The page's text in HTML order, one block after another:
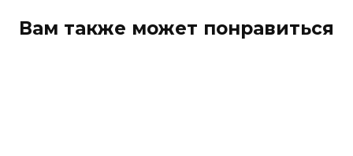
Вам также может понравиться